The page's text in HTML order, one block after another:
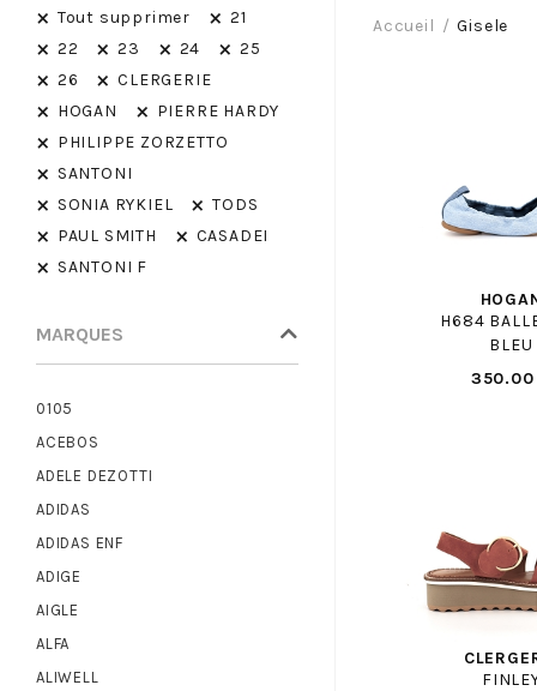
× Tout supprimer × 21
× 22 × 23 × 24 × 25
× 26 × CLERGERIE
× HOGAN × PIERRE HARDY
× PHILIPPE ZORZETTO
× SANTONI
× SONIA RYKIEL × TODS
× PAUL SMITH × CASADEI
× SANTONI F
MARQUES
0105
ACEBOS
ADELE DEZOTTI
ADIDAS
ADIDAS ENF
ADIGE
AIGLE
ALFA
ALIWELL
Accueil Gisele
H684
BLEU
350.00